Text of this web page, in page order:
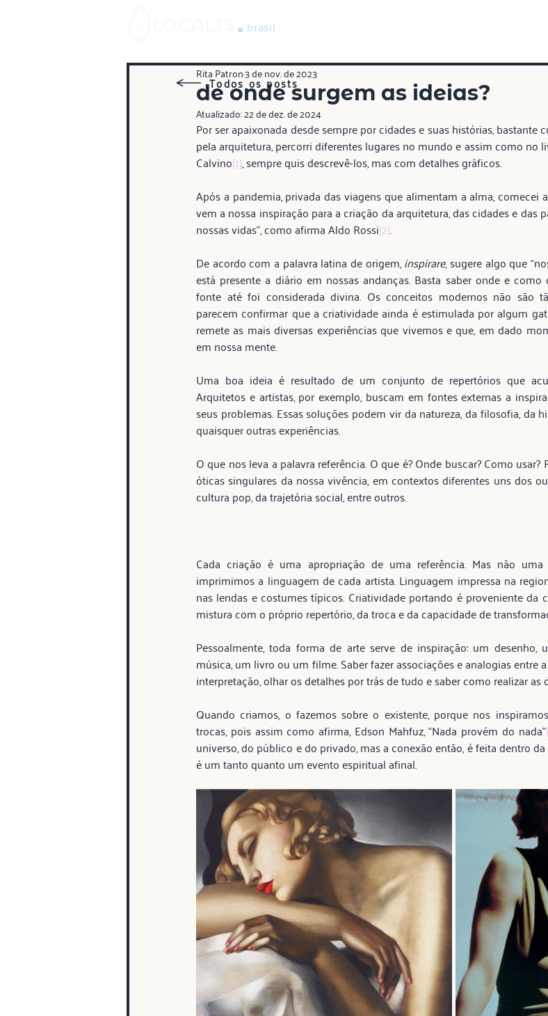
. brasil
de onde surgem as ideias?
Rita Patron3 de nov. de 2023
Atualizado:22 de dez. de 2024
Por ser apaixonada desde sempre por cidades e suas histórias,
pela arquitetura, percorri diferentes lugares no mundo e assim como no
Calvino[1], sempre quis descrevê-los, mas com detalhes gráficos.
Após a pandemia, privada das viagens que alimentam a alma, comecei
vem a nossa inspiração para a criação da arquitetura, das cidades e das
nossas vidas”, como afirma Aldo Rossi[2].
De acordo com a palavra latina de origem, inspirare, sugere algo que
está presente a diário em nossas andanças. Basta saber onde e como
fonte até foi considerada divina. Os conceitos modernos não são
parecem confirmar que a criatividade ainda é estimulada por algum
remete as mais diversas experiências que vivemos e que, em dado
em nossa mente.
Uma boa ideia é resultado de um conjunto de repertórios que
Arquitetos e artistas, por exemplo, buscam em fontes externas a
seus problemas. Essas soluções podem vir da natureza, da filosofia, da
quaisquer outras experiências.
O que nos leva a palavra referência. O que é? Onde buscar? Como
óticas singulares da nossa vivência, em contextos diferentes uns dos
cultura pop, da trajetória social, entre outros.
Cada criação é uma apropriação de uma referência. Mas não
imprimimos a linguagem de cada artista. Linguagem impressa na
nas lendas e costumes típicos. Criatividade portando é proveniente da
mistura com o próprio repertório, da troca e da capacidade de
Pessoalmente, toda forma de arte serve de inspiração: um desenho,
música, um livro ou um filme. Saber fazer associações e analogias entre
interpretação, olhar os detalhes por trás de tudo e saber como realizar as
Quando criamos, o fazemos sobre o existente, porque nos
trocas, pois assim como afirma, Edson Mahfuz, “Nada provém do nada”
universo, do público e do privado, mas a conexão então, é feita dentro
é um tanto quanto um evento espiritual afinal.
Todos os posts